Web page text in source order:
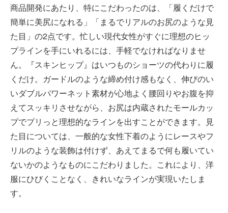
商品開発にあたり、特にこだわったのは、「履くだけで
簡単に美尻になれる」「まるでリアルのお尻のような見
た目」の2点です。忙しい現代女性がすぐに理想のヒッ
プラインを手にいれるには、手軽でなければなりませ
ん。『スキンヒップ』はいつものショーツの代わりに履
くだけ。ガードルのような締め付け感もなく、伸びのい
いダブルパワーネット素材が心地よく腰回りやお腹を抑
えてスッキリさせながら、お尻は内蔵されたモールカッ
プでプリっと理想的なラインを出すことができます。見
た目については、一般的な女性下着のようにレースやフ
リルのような装飾は付けず、あえてまるで何も履いてい
ないかのようなものにこだわりました。これにより、洋
服にひびくことなく、きれいなラインが実現いたしま
す。